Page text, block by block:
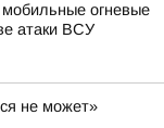
огневые
атаки ВСУ
не может»